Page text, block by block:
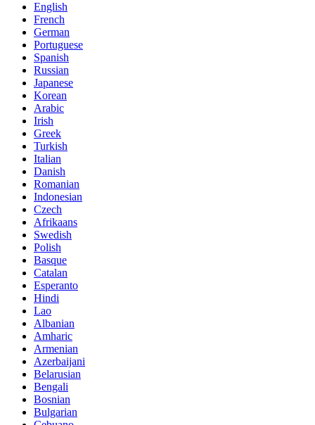
English
French
German
Portuguese
Spanish
Russian
Japanese
Korean
Arabic
Irish
Greek
Turkish
Italian
Danish
Romanian
Indonesian
Czech
Afrikaans
Swedish
Polish
Basque
Catalan
Esperanto
Hindi
Lao
Albanian
Amharic
Armenian
Azerbaijani
Belarusian
Bengali
Bosnian
Bulgarian